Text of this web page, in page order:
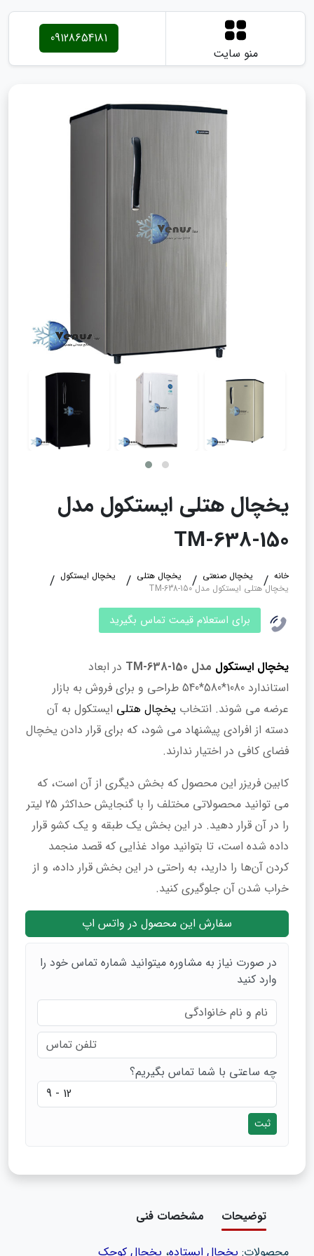
منو سایت
09128654181
یخچال هتلی ایستکول مدل
TM-638-150
خانه یخچال صنعتی یخچال هتلی
یخچال ایستکول
یخچال هتلی ایستکول مدل TM-638-150
برای استعلام قیمت تماس بگیرید
یخچال ایستکول مدل TM-638-150
در ابعاد
استاندارد 1080*580*540 طراحی و برای فروش به بازار
عرضه می شوند. انتخاب یخچال هتلی ایستکول به آن
دسته از افرادی پیشنهاد می شود، که برای قرار دادن یخچال
فضای کافی در اختیار ندارند.
کابین فریزر این محصول که بخش دیگری از آن است، که
می توانید محصولاتی مختلف را با گنجایش حداکثر 25 لیتر
را در آن قرار دهید. در این بخش یک طبقه و یک کشو قرار
داده شده است، تا بتوانید مواد غذایی که قصد منجمد
کردن آن‌ها را دارید، به راحتی در این بخش قرار داده، و از
خراب شدن آن جلوگیری کنید.
سفارش این محصول در واتس اپ
در صورت نیاز به مشاوره میتوانید شماره تماس خود را
وارد کنید
چه ساعتی با شما تماس بگیریم؟
ثبت
توضیحات مشخصات فنی
محصولات: یخچال ایستاده، یخچال کوچک